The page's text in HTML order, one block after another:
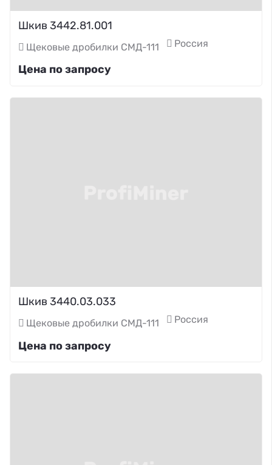
Шкив 3442.81.001
Щековые дробилки СМД-111 Россия
Цена по запросу
Шкив 3440.03.033
Щековые дробилки СМД-111 Россия
Цена по запросу